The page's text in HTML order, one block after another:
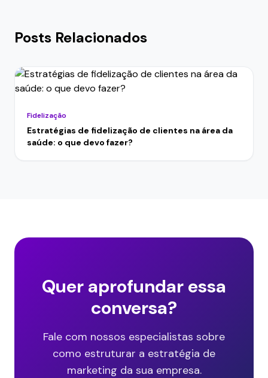
Posts Relacionados
Fidelização
Estratégias de fidelização de clientes na área da
saúde: o que devo fazer?
Quer aprofundar essa
conversa?
Fale com nossos especialistas sobre
como estruturar a estratégia de
marketing da sua empresa.